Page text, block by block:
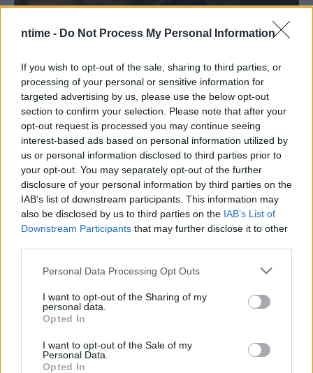
ntime - Do Not Process My Personal Information
If you wish to opt-out of the sale, sharing to third parties, or
processing of your personal or sensitive information for
targeted advertising by us, please use the below opt-out
section to confirm your selection. Please note that after your
opt-out request is processed you may continue seeing
interest-based ads based on personal information utilized by
us or personal information disclosed to third parties prior to
your opt-out. You may separately opt-out of the further
disclosure of your personal information by third parties on the
IAB’s list of downstream participants. This information may
also be disclosed by us to third parties on the IAB’s List of
Downstream Participants that may further disclose it to other
Personal Data Processing Opt Outs
I want to opt-out of the Sharing of my
personal data.
Opted In
I want to opt-out of the Sale of my
Personal Data.
Opted In